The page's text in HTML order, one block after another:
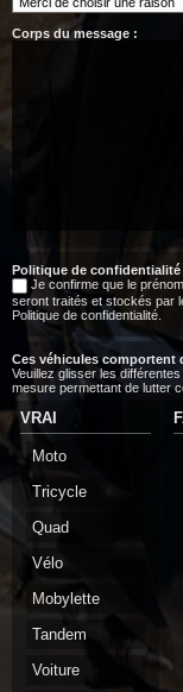
Corps du message :
Politique de confidentialité
Je confirme que le
seront traités et stockés par
Politique de confidentialité
Ces véhicules comportent
Veuillez glisser les
mesure permettant de lutter
VRAI
Moto
Tricycle
Quad
Vélo
Mobylette
Tandem
Voiture